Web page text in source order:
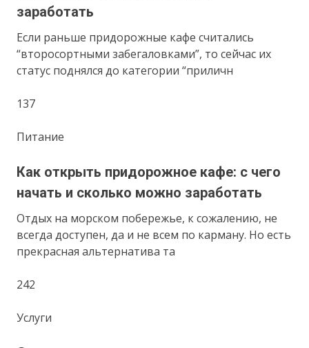
заработать
Если раньше придорожные кафе считались
“второсортными забегаловками”, то сейчас их
статус поднялся до категории “приличн
137
Питание
Как открыть придорожное кафе: с чего
начать и сколько можно заработать
Отдых на морском побережье, к сожалению, не
всегда доступен, да и не всем по карману. Но есть
прекрасная альтернатива та
242
Услуги